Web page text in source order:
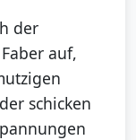
der
auf,
schicken